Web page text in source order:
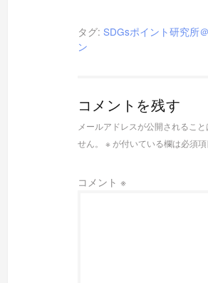
タグ: SDGsポイント研究所
ン
コメントを残す
メールアドレスが公開されること
せん。
※が付いている欄は必須項
コメント ※